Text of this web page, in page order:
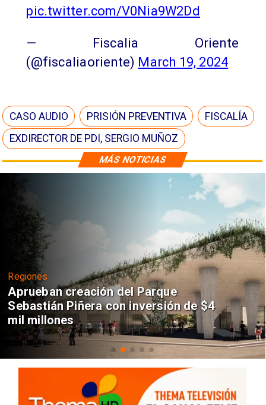
MÁS NOTICIAS
pic.twitter.com/V0Nia9W2Dd
— Fiscalia Oriente
(@fiscaliaoriente) March 19, 2024
CASO AUDIO PRISIÓN PREVENTIVA
FISCALÍA
EXDIRECTOR DE PDI, SERGIO MUÑOZ
Regiones
Aprueban creación del Parque
Sebastián Piñera con inversión de $4
mil millones